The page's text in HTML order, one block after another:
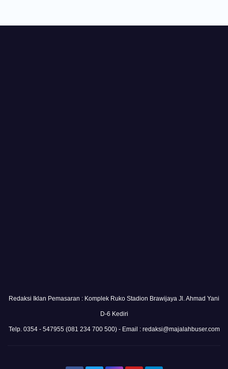
Redaksi Iklan Pemasaran : Komplek Ruko Stadion Brawijaya Jl. Ahmad Yani
D-6 Kediri
Telp. 0354 - 547955 (081 234 700 500) - Email : redaksi@majalahbuser.com